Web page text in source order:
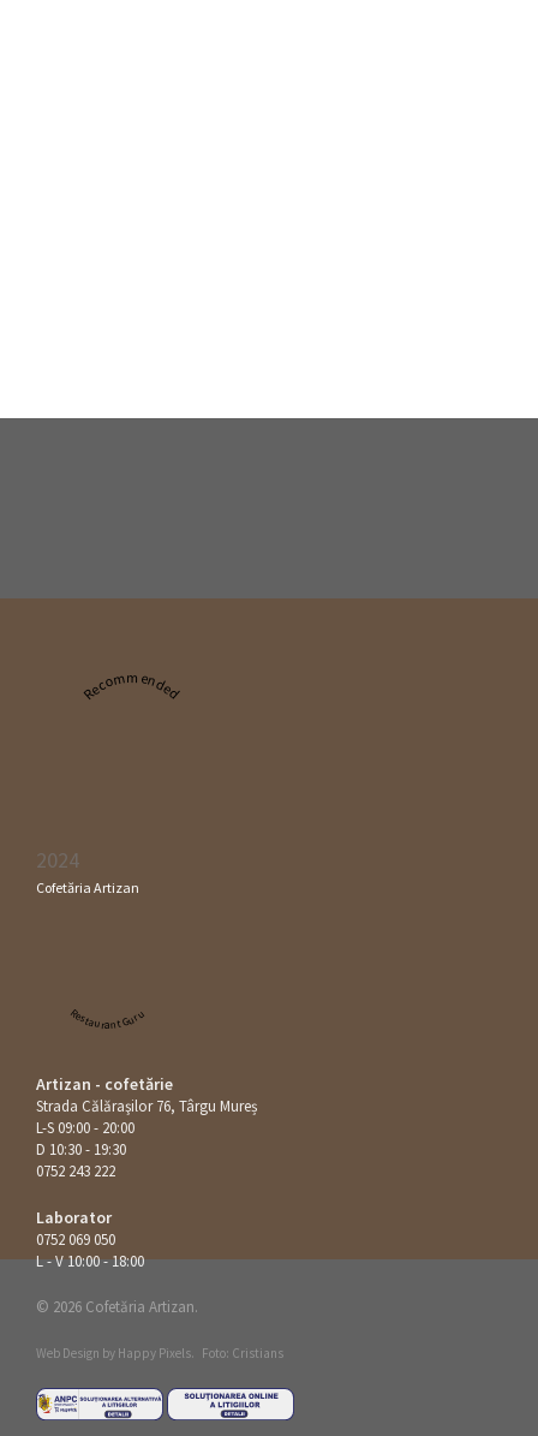
Recommended
2024
Cofetăria Artizan
Restaurant Guru
Artizan - cofetărie
Strada Călăraşilor 76, Târgu Mureș
L-S 09:00 - 20:00
D 10:30 - 19:30
0752 243 222
Laborator
0752 069 050
L - V 10:00 - 18:00
© 2026 Cofetăria Artizan.
Web Design by Happy Pixels. Foto: Cristians